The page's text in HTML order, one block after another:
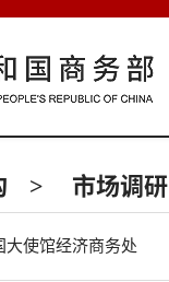
> 市场调研
使馆经济商务处